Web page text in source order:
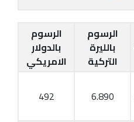
الرسوم
بالليرة
التركية
الرسوم
بالدولار
الامريكي
6.890
492